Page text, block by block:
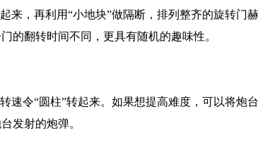
来，再利用“小地块”做隔断，排列整齐的旋转门
的翻转时间不同，更具有随机的趣味性。
速令“圆柱”转起来。如果想提高难度，可以将炮
发射的炮弹。